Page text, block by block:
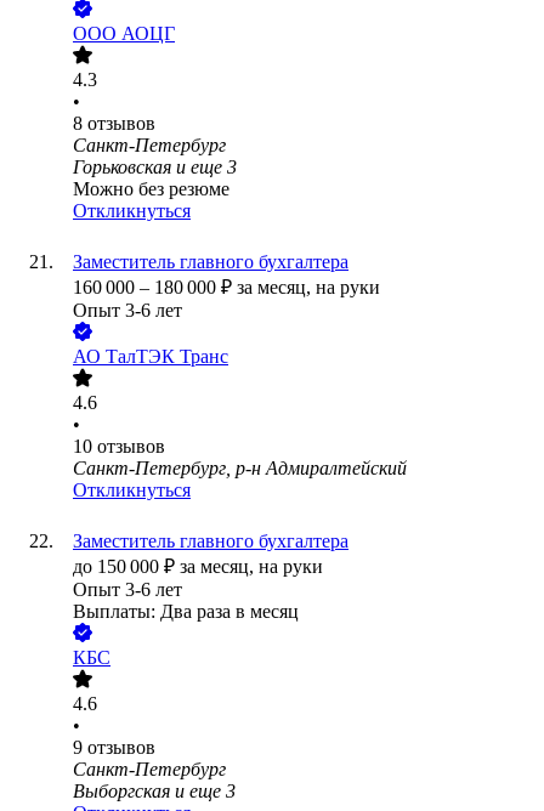
ООО АОЦГ
4.3
•
8 отзывов
Санкт-Петербург
Горьковская и еще 3
Можно без резюме
Откликнуться
Заместитель главного бухгалтера
160 000 – 180 000 ₽ за месяц, на руки
Опыт 3-6 лет
АО ТалТЭК Транс
4.6
•
10 отзывов
Санкт-Петербург, р-н Адмиралтейский
Откликнуться
Заместитель главного бухгалтера
до 150 000 ₽ за месяц, на руки
Опыт 3-6 лет
Выплаты: Два раза в месяц
КБС
4.6
•
9 отзывов
Санкт-Петербург
Выборгская и еще 3